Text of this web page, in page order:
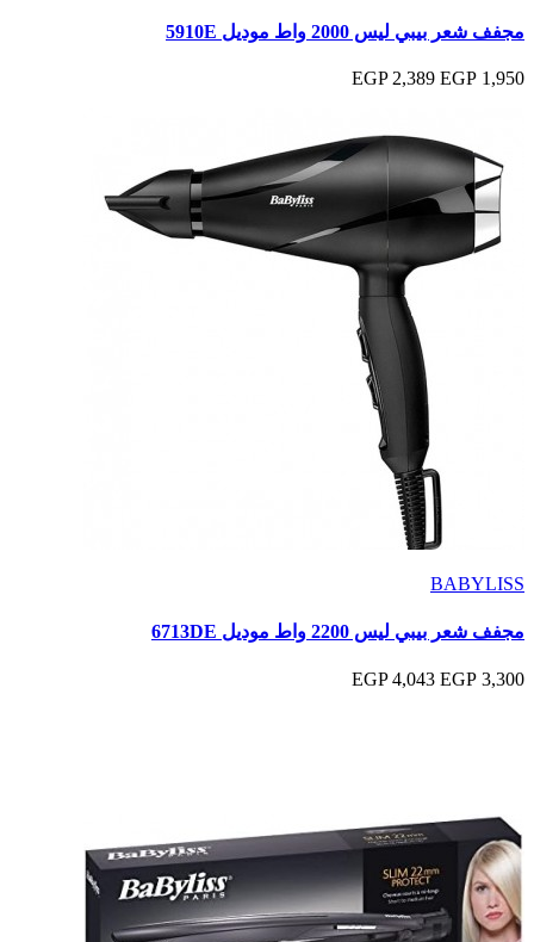
مجفف شعر بيبي ليس 2000 واط موديل 5910E
1,950 EGP
2,389 EGP
BABYLISS
مجفف شعر بيبي ليس 2200 واط موديل 6713DE
3,300 EGP
4,043 EGP